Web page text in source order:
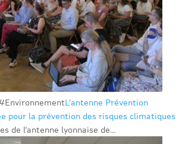
L’antenne Prévention
pour la prévention des risques climatiques
de l’antenne lyonnaise de...